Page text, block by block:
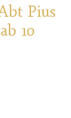
Pius
10